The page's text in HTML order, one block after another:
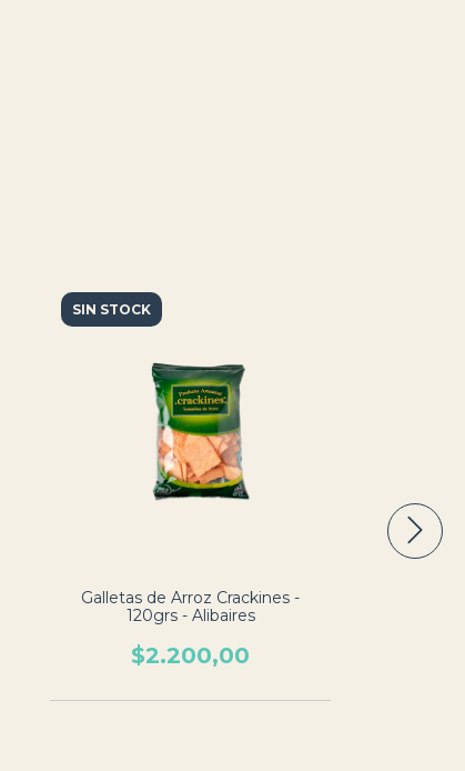
SIN STOCK
Galletas de Arroz Crackines -
120grs - Alibaires
$2.200,00
Tostadas
Vainilla